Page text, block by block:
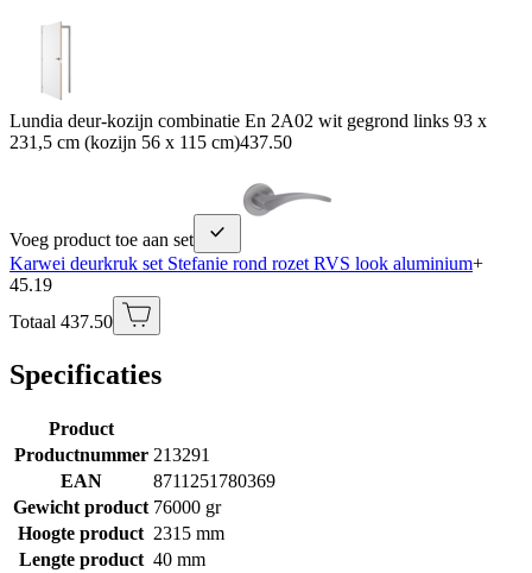
Lundia deur-kozijn combinatie En 2A02 wit gegrond links 93 x
231,5 cm (kozijn 56 x 115 cm)437.50
Voeg product toe aan set
Karwei deurkruk set Stefanie rond rozet RVS look aluminium+
45.19
Totaal 437.50
Specificaties
Product
Productnummer 213291
EAN
8711251780369
Gewicht product 76000 gr
Hoogte product 2315 mm
Lengte product 40 mm